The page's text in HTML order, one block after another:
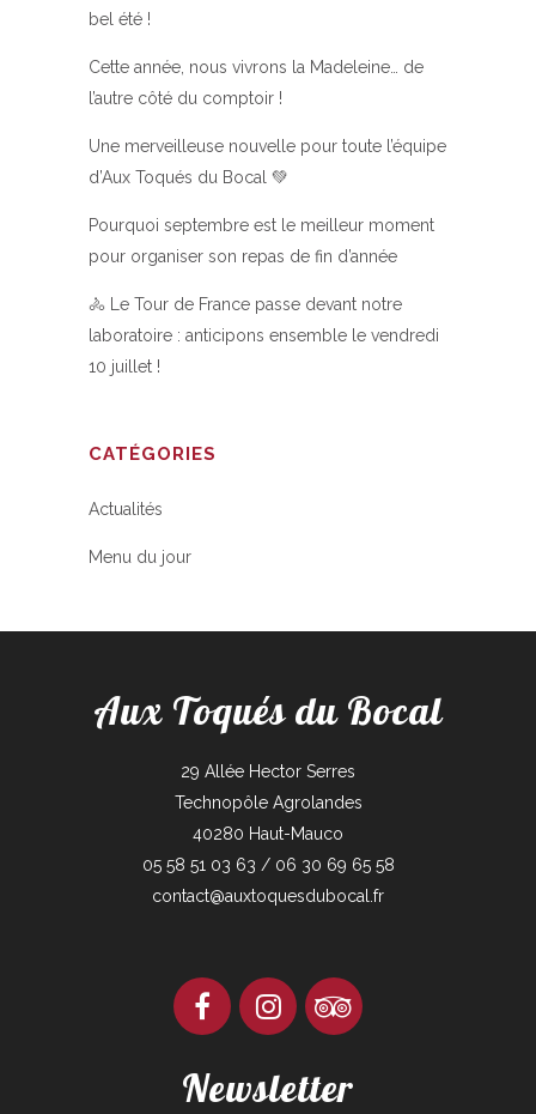
bel été !
Cette année, nous vivrons la Madeleine… de
l’autre côté du comptoir !
Une merveilleuse nouvelle pour toute l’équipe
d’Aux Toqués du Bocal 💚
Pourquoi septembre est le meilleur moment
pour organiser son repas de fin d’année
🚴 Le Tour de France passe devant notre
laboratoire : anticipons ensemble le vendredi
10 juillet !
CATÉGORIES
Actualités
Menu du jour
Aux Toqués du Bocal
29 Allée Hector Serres
Technopôle Agrolandes
40280 Haut-Mauco
05 58 51 03 63 / 06 30 69 65 58
contact@auxtoquesdubocal.fr
Newsletter